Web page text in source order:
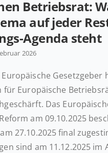
Be­triebs­rat:
auf jeder
Agenda steht
2026
Eu­ro­päi­sche Ge­setz­ge­ber
für Eu­ro­päi­sche
Das
am 09.10.2025
27.10.2025 final
sind am 11.12.2025